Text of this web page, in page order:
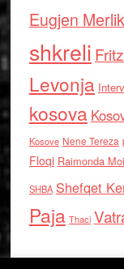
Eugjen
shkreli
Levonja
kosova
Kosove Nene Tereza
Floqi Raimonda
SHBA Shefqet
Paja Thaci